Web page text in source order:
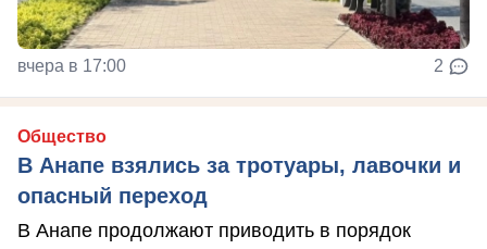
вчера в 17:00 2
Общество
В Анапе взялись за тротуары, лавочки и
опасный переход
В Анапе продолжают приводить в порядок